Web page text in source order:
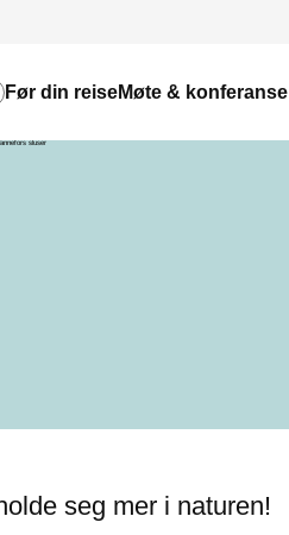
Før din reiseMøte & konferanse
seg mer i naturen!